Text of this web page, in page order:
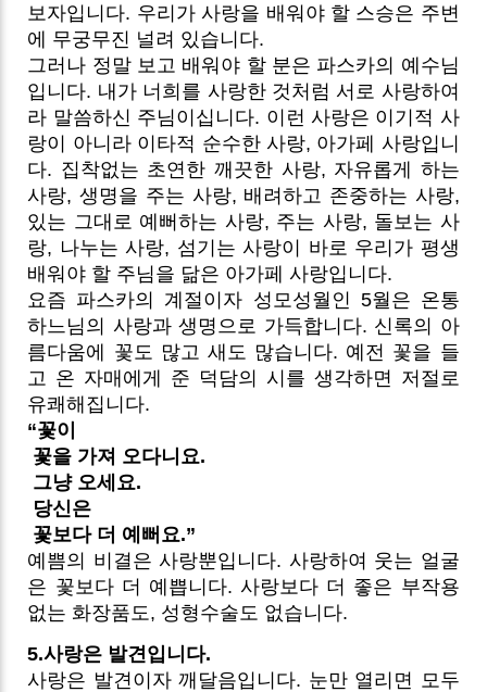
보자입니다. 우리가 사랑을 배워야 할 스승은 주변
에 무궁무진 널려 있습니다.
그러나 정말 보고 배워야 할 분은 파스카의 예수님
입니다. 내가 너희를 사랑한 것처럼 서로 사랑하여
라 말씀하신 주님이십니다. 이런 사랑은 이기적 사
랑이 아니라 이타적 순수한 사랑, 아가페 사랑입니
다. 집착없는 초연한 깨끗한 사랑, 자유롭게 하는
사랑, 생명을 주는 사랑, 배려하고 존중하는 사랑,
있는 그대로 예뻐하는 사랑, 주는 사랑, 돌보는 사
랑, 나누는 사랑, 섬기는 사랑이 바로 우리가 평생
배워야 할 주님을 닮은 아가페 사랑입니다.
요즘 파스카의 계절이자 성모성월인 5월은 온통
하느님의 사랑과 생명으로 가득합니다. 신록의 아
름다움에 꽃도 많고 새도 많습니다. 예전 꽃을 들
고 온 자매에게 준 덕담의 시를 생각하면 저절로
유쾌해집니다.
“꽃이
꽃을 가져 오다니요.
그냥 오세요.
당신은
꽃보다 더 예뻐요.”
예쁨의 비결은 사랑뿐입니다. 사랑하여 웃는 얼굴
은 꽃보다 더 예쁩니다. 사랑보다 더 좋은 부작용
없는 화장품도, 성형수술도 없습니다.
5.사랑은 발견입니다.
사랑은 발견이자 깨달음입니다. 눈만 열리면 모두